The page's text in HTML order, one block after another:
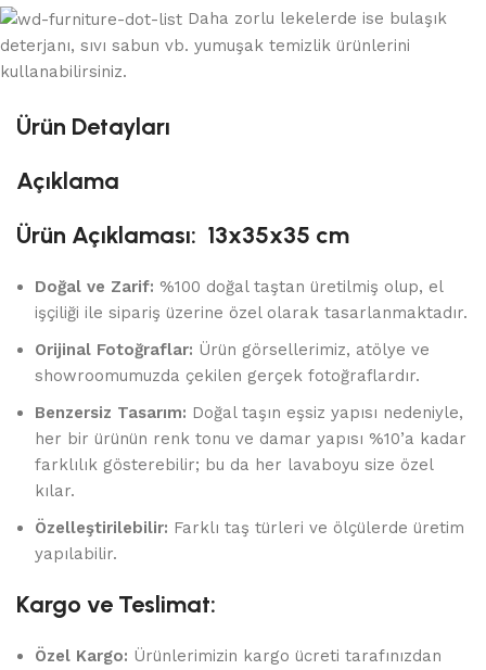
Daha zorlu lekelerde ise bulaşık
deterjanı, sıvı sabun vb. yumuşak temizlik ürünlerini
kullanabilirsiniz.
Ürün Detayları
Açıklama
Ürün Açıklaması: 13x35x35 cm
Doğal ve Zarif: %100 doğal taştan üretilmiş olup, el
işçiliği ile sipariş üzerine özel olarak tasarlanmaktadır.
Orijinal Fotoğraflar: Ürün görsellerimiz, atölye ve
showroomumuzda çekilen gerçek fotoğraflardır.
Benzersiz Tasarım: Doğal taşın eşsiz yapısı nedeniyle,
her bir ürünün renk tonu ve damar yapısı %10’a kadar
farklılık gösterebilir; bu da her lavaboyu size özel
kılar.
Özelleştirilebilir: Farklı taş türleri ve ölçülerde üretim
yapılabilir.
Kargo ve Teslimat:
Özel Kargo: Ürünlerimizin kargo ücreti tarafınızdan